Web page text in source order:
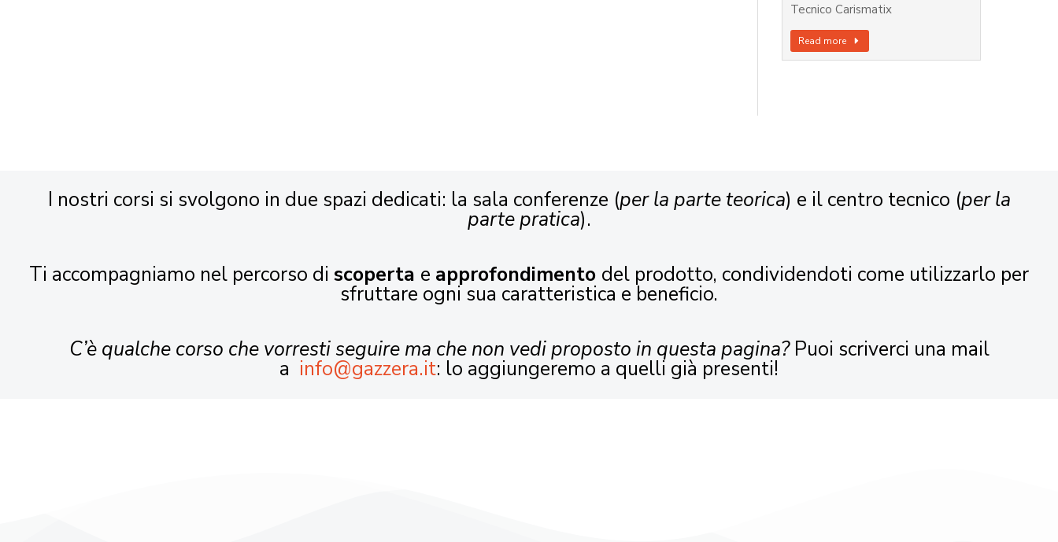
Tecnico Carismatix
Read more
I nostri corsi si svolgono in due spazi dedicati: la sala conferenze (per la parte teorica) e il centro tecnico (per la
parte pratica).
Ti accompagniamo nel percorso di scoperta e approfondimento del prodotto, condividendoti come utilizzarlo per
sfruttare ogni sua caratteristica e beneficio.
C’è qualche corso che vorresti seguire ma che non vedi proposto in questa pagina?Puoi scriverci una mail
a info@gazzera.it: lo aggiungeremo a quelli già presenti!